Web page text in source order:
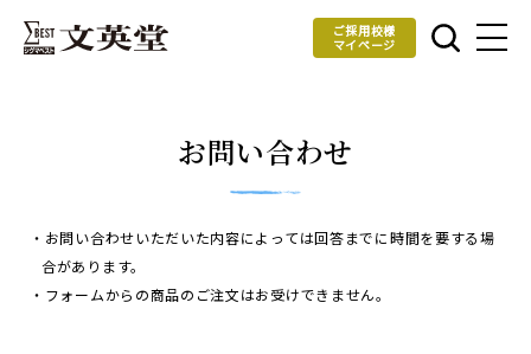
ご採用校様
マイページ
お問い合わせ
・お問い合わせいただいた内容によっては回答までに時間を要する場
合があります。
・フォームからの商品のご注文はお受けできません。